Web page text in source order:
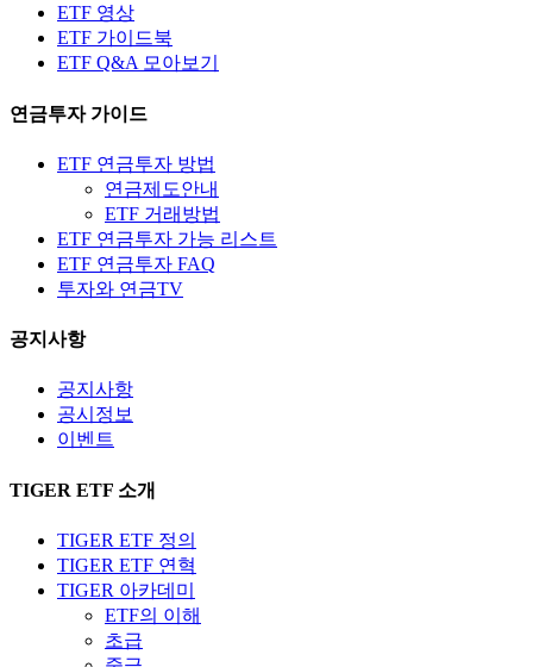
ETF 영상
ETF 가이드북
ETF Q&A 모아보기
연금투자 가이드
ETF 연금투자 방법
연금제도안내
ETF 거래방법
ETF 연금투자 가능 리스트
ETF 연금투자 FAQ
투자와 연금TV
공지사항
공지사항
공시정보
이벤트
TIGER ETF 소개
TIGER ETF 정의
TIGER ETF 연혁
TIGER 아카데미
ETF의 이해
초급